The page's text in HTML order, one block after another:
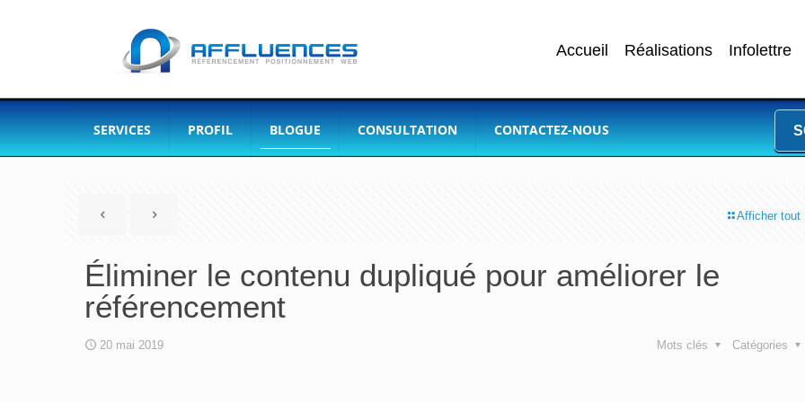
SERVICES PROFIL BLOGUE CONSULTATION CONTACTEZ-NOUS
Accueil Réalisations Infolettre
Afficher tout
Éliminer le contenu dupliqué pour améliorer le
référencement
20 mai 2019 Catégories
Mots clés